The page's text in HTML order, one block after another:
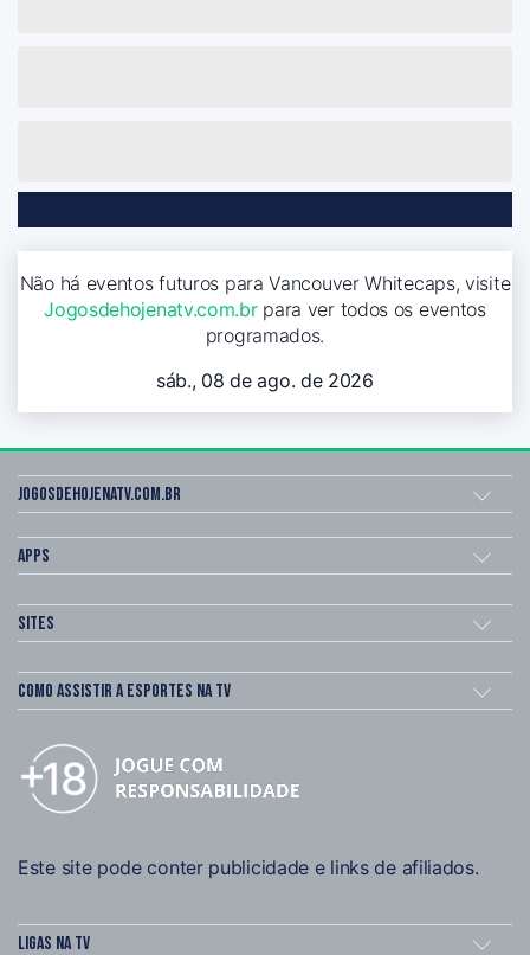
Não há eventos futuros para Vancouver Whitecaps, visite
Jogosdehojenatv.com.brpara ver todos os eventos
programados.
sáb., 08 de ago. de 2026
Jogosdehojenatv.com.br
Apps
Sites
Como assistir a esportes na TV
Este site pode conter publicidade e links de afiliados.
Ligas na TV